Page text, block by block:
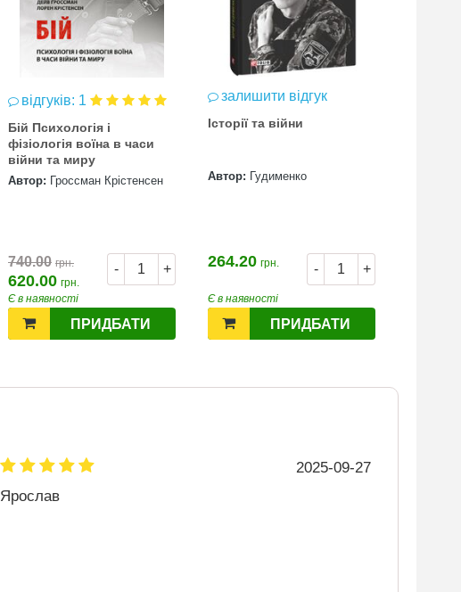
відгуків: 1
Бій Психологія і
фізіологія воїна в часи
війни та миру
Автор: Гроссман Крістенсен
- +
740.00 грн.
620.00 грн.
Є в наявності
ПРИДБАТИ
залишити відгук
Історії та війни
Автор: Гудименко
- +
264.20 грн.
Є в наявності
ПРИДБАТИ
2025-09-27
Ярослав